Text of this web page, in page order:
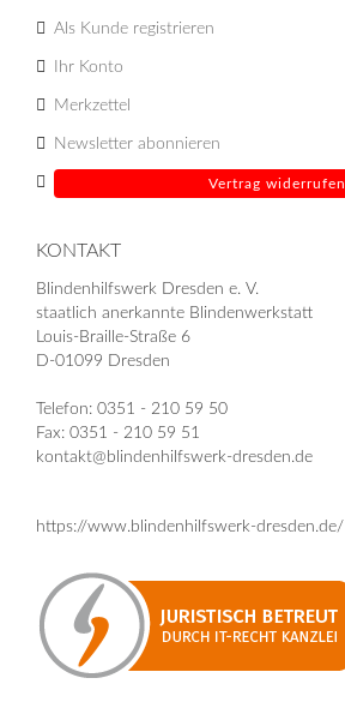
Als Kunde registrieren
Ihr Konto
Merkzettel
Newsletter abonnieren
Vertrag widerrufen
KONTAKT
Blindenhilfswerk Dresden e. V.
staatlich anerkannte Blindenwerkstatt
Louis-Braille-Straße 6
D-01099 Dresden
Telefon: 0351 - 210 59 50
Fax: 0351 - 210 59 51
kontakt@blindenhilfswerk-dresden.de
https://www.blindenhilfswerk-dresden.de/